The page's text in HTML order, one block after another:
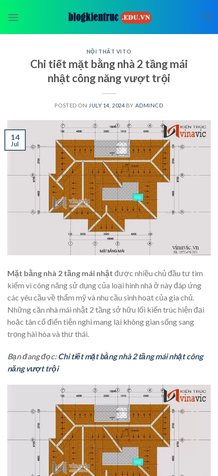
NỘI THẤT VITO
Chi tiết mặt bằng nhà 2 tầng mái
nhật công năng vượt trội
POSTED ON JULY 14, 2024 BY ADMINCD
14
Jul
Mặt bằng nhà 2 tầng mái nhật được nhiều chủ đầu tư tìm
kiếm vì công năng sử dụng của loại hình nhà ở này đáp ứng
các yêu cầu về thẩm mỹ và nhu cầu sinh hoạt của gia chủ.
Những căn nhà mái nhật 2 tầng sở hữu lối kiến trúc hiện đại
hoặc tân cổ điển tiện nghi mang lại không gian sống sang
trọng hài hòa và thư thái.
Bạn đang đọc:Chi tiết mặt bằng nhà 2 tầng mái nhật công
năng vượt trội